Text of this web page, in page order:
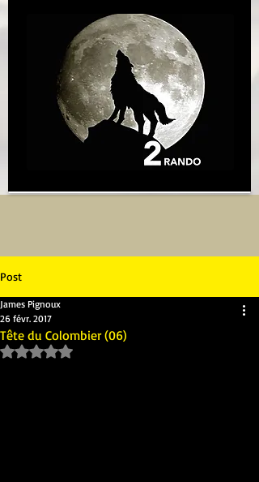
Post
Tête du Colombier (06)
James Pignoux
26 févr. 2017
Noté NaN étoiles sur 5.